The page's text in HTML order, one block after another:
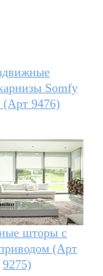
Somfy
(Арт 9476)
шторы с
(Арт
9275)